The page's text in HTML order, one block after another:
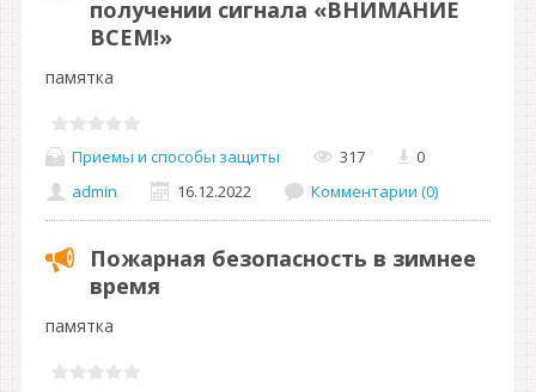
получении сигнала «ВНИМАНИЕ
ВСЕМ!»
памятка
Приемы и способы защиты 317
0
admin
16.12.2022 Комментарии (0)
Пожарная безопасность в зимнее
время
памятка